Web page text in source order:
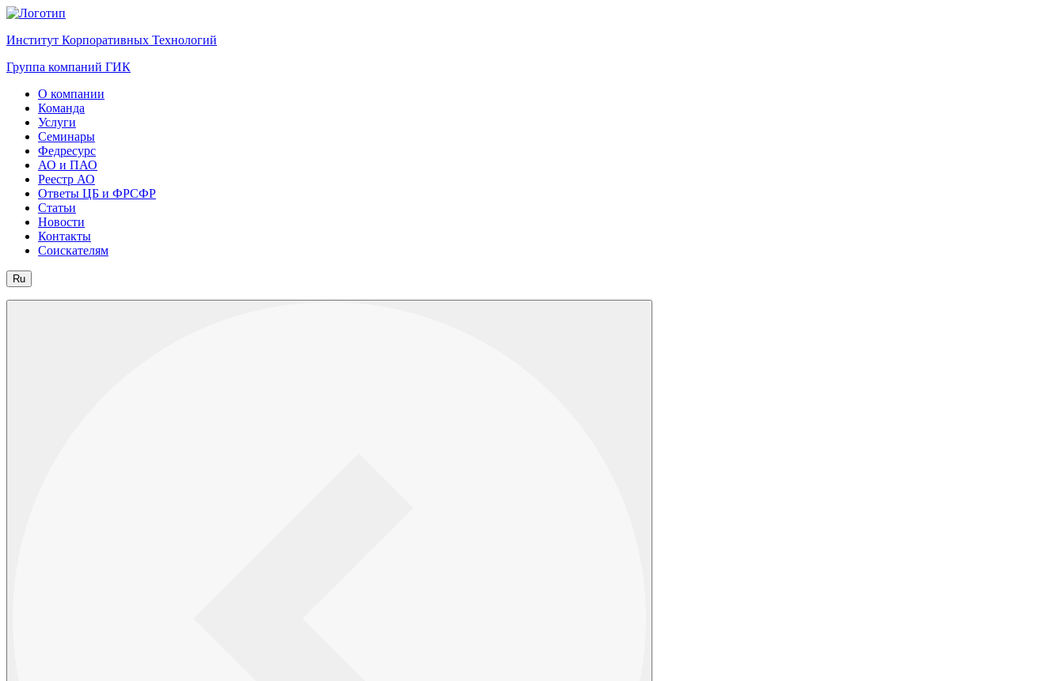
Институт Корпоративных Технологий
Группа компаний ГИК
О компании
Команда
Услуги
Семинары
Федресурс
АО и ПАО
Реестр АО
Ответы ЦБ и ФРСФР
Статьи
Новости
Контакты
Соискателям
Ru